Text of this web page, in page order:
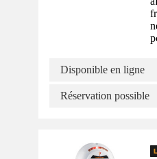
Disponible en ligne
Réservation possible